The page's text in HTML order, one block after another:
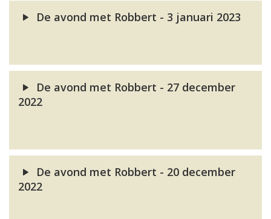
De avond met Robbert - 3 januari 2023
De avond met Robbert - 27 december
2022
De avond met Robbert - 20 december
2022